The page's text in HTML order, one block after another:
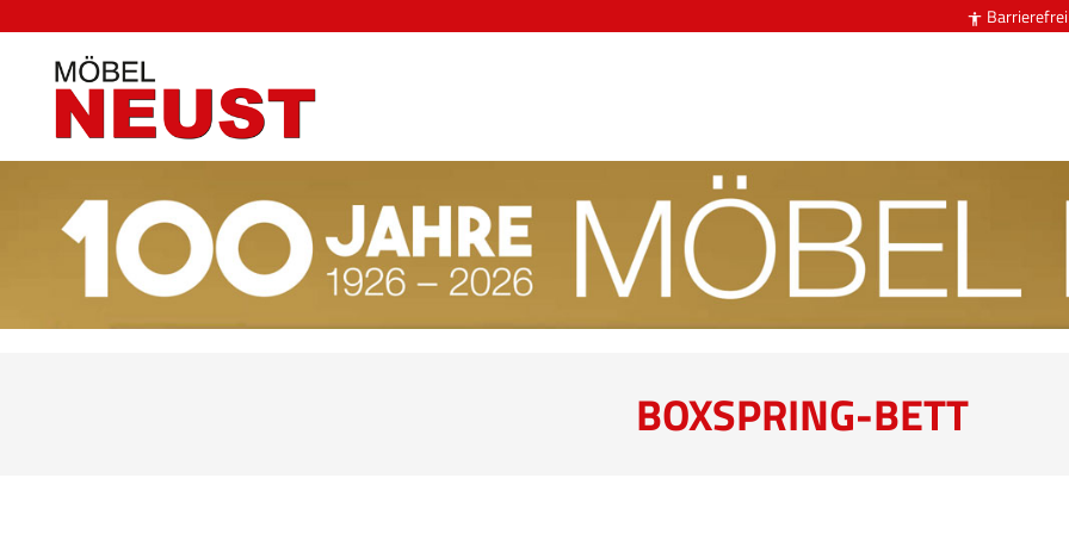

BOXSPRING-BETT